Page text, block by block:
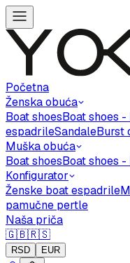
Početna
Ženska obuća
Boat shoesBoat shoes
espadrileSandaleBurst
Muška obuća
Boat shoesBoat shoes
Konfigurator
Ženske boat espadrile
pamučne pertle
Naša priča
🇬🇧🇷🇸
RSD EUR